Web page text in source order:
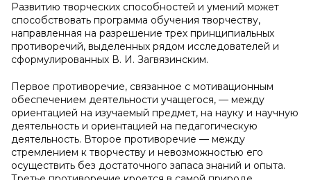
Развитию творческих способностей и умений может
способствовать программа обучения творчеству,
направленная на разрешение трех принципиальных
противоречий, выделенных рядом исследователей и
сформулированных В. И. Загвязинским.
Первое противоречие, связанное с мотивационным
обеспечением деятельности учащегося, — между
ориентацией на изучаемый предмет, на науку и научную
деятельность и ориентацией на педагогическую
деятельность. Второе противоречие — между
стремлением к творчеству и невозможностью его
осуществить без достаточного запаса знаний и опыта.